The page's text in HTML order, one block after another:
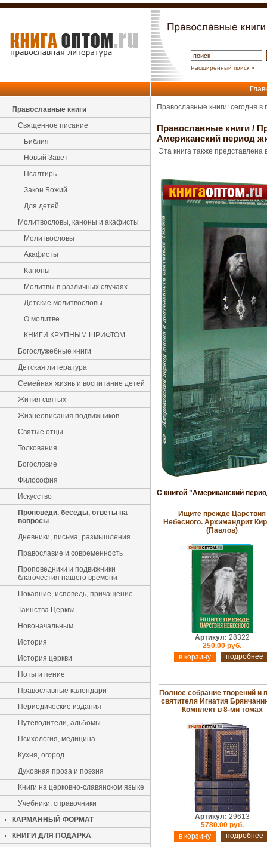
Расширенный поиск »
Православные книги
Священное писание
Библия
Новый Завет
Псалтирь
Закон Божий
Для детей
Молитвословы, каноны и акафисты
Молитвословы
Акафисты
Каноны
Молитвы в различных случаях
Детские молитвословы
О молитве
КНИГИ КРУПНЫМ ШРИФТОМ
Богослужебные книги
Детская литература
Семейная жизнь и воспитание детей
Жития святых
Жизнеописания подвижников
Святые отцы
Толкования
Богословие
Философия
Искусство
Проповеди, беседы, ответы на
вопросы
Дневники, письма, размышления
Православие и современность
Проповедники и подвижники
благочестия нашего времени
Покаяние, исповедь, причащение
Таинства Церкви
Новоначальным
История
История церкви
Ноты и пение
Православные календари
Периодические издания
Путеводители, альбомы
Психология, медицина
Кухня, огород
Духовная проза и поэзия
Книги на церковно-славянском языке
Учебники, справочники
КАРМАННЫЙ ФОРМАТ
КНИГИ ДЛЯ ПОДАРКА
Православные книги: сегодня
Православные книги /
Американский период
Эта книга также представлена
С книгой "Американский
Ищите прежде Царствия
Небесного. Архимандрит
(Павлов)
Артикул: 28322
250.00 руб.
подробнее
Полное собрание творений и
святителя Игнатия
Комплект в 8-ми томах
Артикул: 29613
5780.00 руб.
подробнее